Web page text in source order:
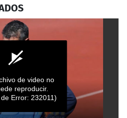
de video no
reproducir.
Error: 232011)